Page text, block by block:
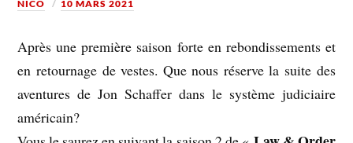
NICO 10 MARS 2021
Après une première saison forte en rebondissements et
en retournage de vestes. Que nous réserve la suite des
aventures de Jon Schaffer dans le système judiciaire
américain?